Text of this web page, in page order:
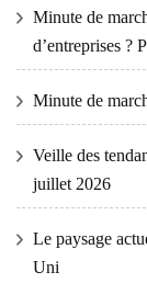
Minute de
d’entreprises ?
Minute de
Veille des
juillet 2026
Le paysage
Uni